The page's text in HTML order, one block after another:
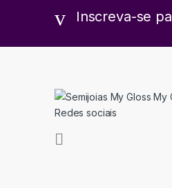
Inscreva-se
Redes sociais